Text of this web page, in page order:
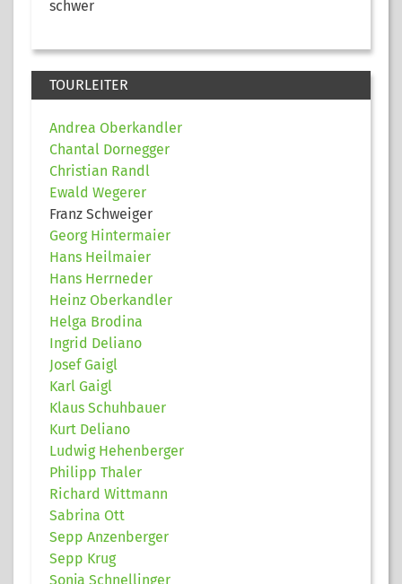
schwer
TOURLEITER
Andrea Oberkandler
Chantal Dornegger
Christian Randl
Ewald Wegerer
Franz Schweiger
Georg Hintermaier
Hans Heilmaier
Hans Herrneder
Heinz Oberkandler
Helga Brodina
Ingrid Deliano
Josef Gaigl
Karl Gaigl
Klaus Schuhbauer
Kurt Deliano
Ludwig Hehenberger
Philipp Thaler
Richard Wittmann
Sabrina Ott
Sepp Anzenberger
Sepp Krug
Sonja Schnellinger